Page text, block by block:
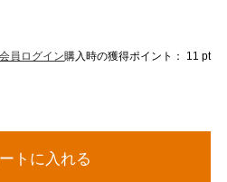
会員ログイン購入時の獲得ポイント： 11 pt
トに入れる